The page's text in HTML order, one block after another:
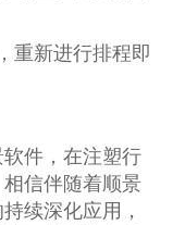
重新进行排程即
件，在注塑行
信伴随着顺景
续深化应用，